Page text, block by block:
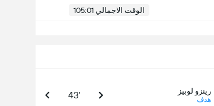
الوقت الاجمالي 105:01
رينزو لوبيز
هدف 43'